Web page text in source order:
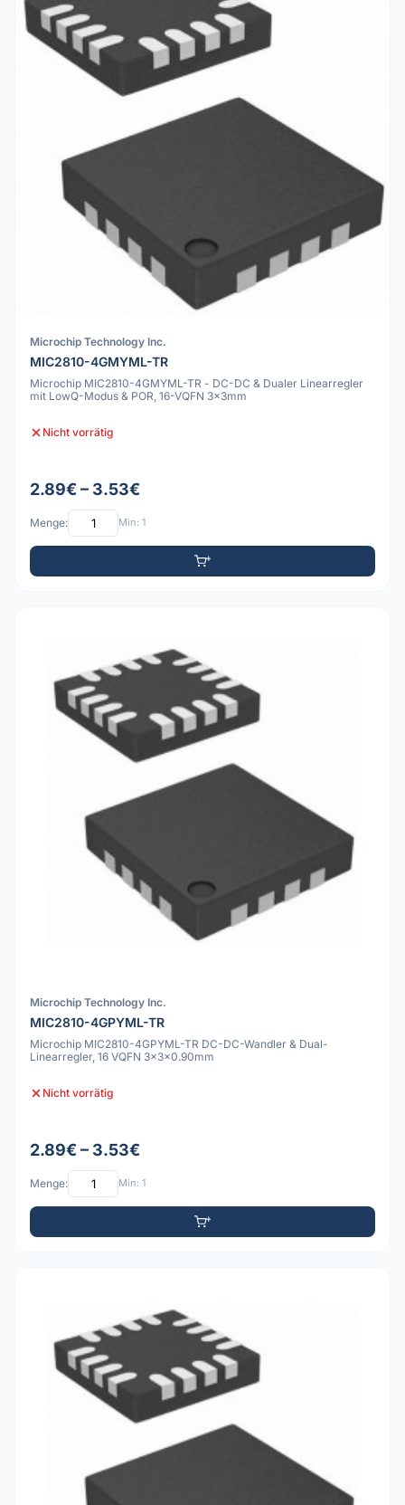
Microchip Technology Inc.
MIC2810-4GMYML-TR
Microchip MIC2810-4GMYML-TR - DC-DC & Dualer Linearregler
mit LowQ-Modus & POR, 16-VQFN 3x3mm
Nicht vorrätig
2.89€ – 3.53€
Menge: Min: 1
Microchip Technology Inc.
MIC2810-4GPYML-TR
Microchip MIC2810-4GPYML-TR DC-DC-Wandler & Dual-
Linearregler, 16 VQFN 3x3x0.90mm
Nicht vorrätig
2.89€ – 3.53€
Menge: Min: 1